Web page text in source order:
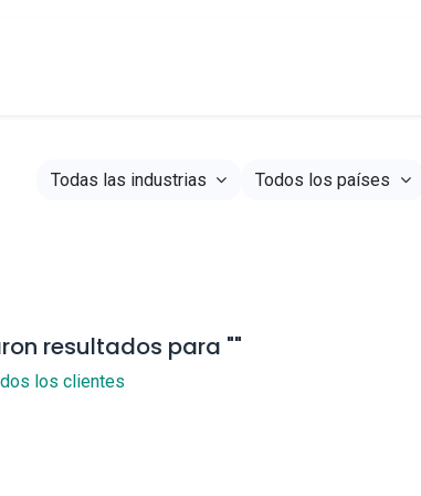
Todas las industrias Todos los países
resultados para ""
los clientes